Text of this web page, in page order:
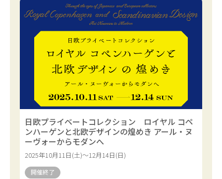
日欧プライベートコレクション ロイヤル コペ
ンハーゲンと北欧デザインの煌めき アール・ヌ
ーヴォーからモダンへ
2025年10月11日(土)～12月14日(日)
開催終了